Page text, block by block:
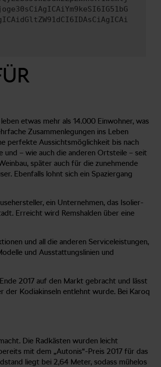
etwas mehr als 14.000 Einwohner, was
Zusammenlegungen ins Leben
perfekte Aussichtsmöglichkeit bis nach
– wie auch die anderen Ortsteile – seit
später auch für die zunehmende
Ebenfalls lohnt sich ein Spaziergang
ein Unternehmen, das Isolier-
Erreicht wird Remshalden über eine
und all die anderen Serviceleistungen,
und Ausstattungslinien und
2017 auf den Markt gebracht und lässt
der Kodiakinseln entlehnt wurde. Bei Karoq
Die Radkästen wurden leicht
mit dem „Autonis“-Preis 2017 für das
liegt bei 2,64 Meter, sodass mühelos